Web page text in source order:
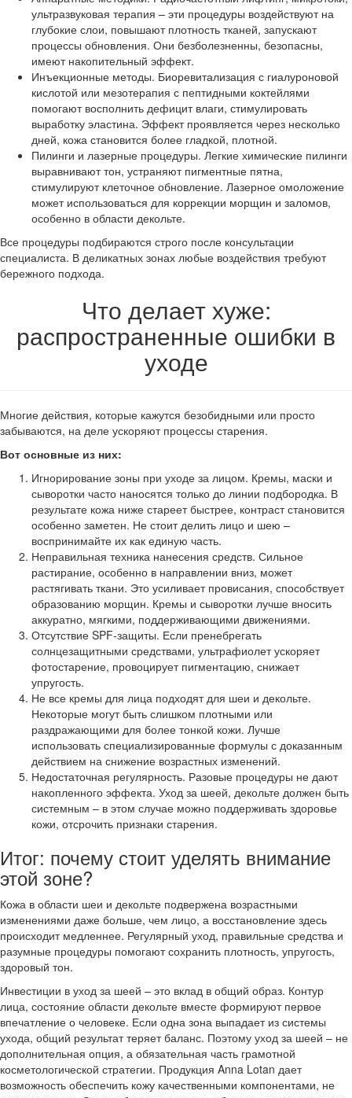
ультразвуковая терапия – эти процедуры воздействуют на
глубокие слои, повышают плотность тканей, запускают
процессы обновления. Они безболезненны, безопасны,
имеют накопительный эффект.
Инъекционные методы. Биоревитализация с гиалуроновой
кислотой или мезотерапия с пептидными коктейлями
помогают восполнить дефицит влаги, стимулировать
выработку эластина. Эффект проявляется через несколько
дней, кожа становится более гладкой, плотной.
Пилинги и лазерные процедуры. Легкие химические пилинги
выравнивают тон, устраняют пигментные пятна,
стимулируют клеточное обновление. Лазерное омоложение
может использоваться для коррекции морщин и заломов,
особенно в области декольте.
Все процедуры подбираются строго после консультации
специалиста. В деликатных зонах любые воздействия требуют
бережного подхода.
Что делает хуже:
распространенные ошибки в
уходе
Многие действия, которые кажутся безобидными или просто
забываются, на деле ускоряют процессы старения.
Вот основные из них:
Игнорирование зоны при уходе за лицом. Кремы, маски и
сыворотки часто наносятся только до линии подбородка. В
результате кожа ниже стареет быстрее, контраст становится
особенно заметен. Не стоит делить лицо и шею –
воспринимайте их как единую часть.
Неправильная техника нанесения средств. Сильное
растирание, особенно в направлении вниз, может
растягивать ткани. Это усиливает провисания, способствует
образованию морщин. Кремы и сыворотки лучше вносить
аккуратно, мягкими, поддерживающими движениями.
Отсутствие SPF-защиты. Если пренебрегать
солнцезащитными средствами, ультрафиолет ускоряет
фотостарение, провоцирует пигментацию, снижает
упругость.
Не все кремы для лица подходят для шеи и декольте.
Некоторые могут быть слишком плотными или
раздражающими для более тонкой кожи. Лучше
использовать специализированные формулы с доказанным
действием на снижение возрастных изменений.
Недостаточная регулярность. Разовые процедуры не дают
накопленного эффекта. Уход за шеей, декольте должен быть
системным – в этом случае можно поддерживать здоровье
кожи, отсрочить признаки старения.
Итог: почему стоит уделять внимание
этой зоне?
Кожа в области шеи и декольте подвержена возрастными
изменениями даже больше, чем лицо, а восстановление здесь
происходит медленнее. Регулярный уход, правильные средства и
разумные процедуры помогают сохранить плотность, упругость,
здоровый тон.
Инвестиции в уход за шеей – это вклад в общий образ. Контур
лица, состояние области декольте вместе формируют первое
впечатление о человеке. Если одна зона выпадает из системы
ухода, общий результат теряет баланс. Поэтому уход за шеей – не
дополнительная опция, а обязательная часть грамотной
косметологической стратегии. Продукция Anna Lotan дает
возможность обеспечить кожу качественными компонентами, не